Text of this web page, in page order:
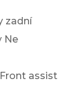
zadní
Ne
assist